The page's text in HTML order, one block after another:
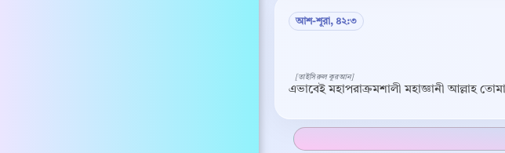
আশ-শূরা, ৪২:৩
এভাবেই মহাপরাক্রমশালী মহাজ্ঞানী আল্লাহ
[তাইসিরুল কুরআন]